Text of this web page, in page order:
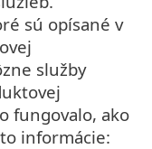
sú opísané v
služby
fungovalo, ako
informácie: